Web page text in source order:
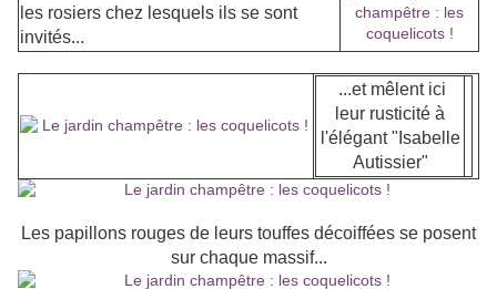
les rosiers chez lesquels ils se sont
invités...
...et mêlent ici
leur rusticité à
l'élégant "Isabelle
Autissier"
Les papillons rouges de leurs touffes décoiffées se posent
sur chaque massif...